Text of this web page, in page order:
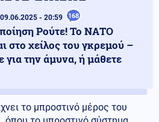
09.06.2025 - 20:59 168
Ρούτε! Το ΝΑΤΟ
στο χείλος του γκρεμού –
για την άμυνα, ή μάθετε
το μπροστινό μέρος του